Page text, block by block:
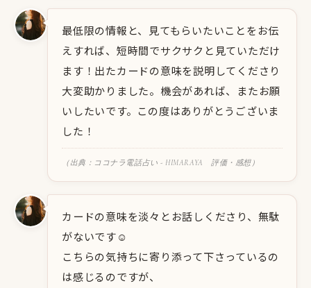
最低限の情報と、見てもらいたいことをお伝
えすれば、短時間でサクサクと見ていただけ
ます！出たカードの意味を説明してくださり
大変助かりました。機会があれば、またお願
いしたいです。この度はありがとうございま
した！
（出典：ココナラ電話占い - HIMARAYA 評価・感想）
カードの意味を淡々とお話しくださり、無駄
がないです☺︎
こちらの気持ちに寄り添って下さっているの
は感じるのですが、